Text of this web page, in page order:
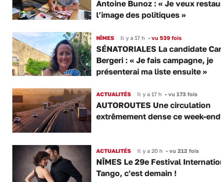
Antoine Bunoz : « Je veux
l’image des politiques »
NÎMES Il y a 17 h •vu 539 fois
SÉNATORIALES La candidate
Bergeri : « Je fais campagne, je
présenterai ma liste ensuite »
ACTUALITÉS Il y a 17 h •vu 173 fois
AUTOROUTES Une circulation
extrêmement dense ce week-end
ACTUALITÉS Il y a 20 h •vu 212 fois
NÎMES Le 29e Festival
Tango, c'est demain !